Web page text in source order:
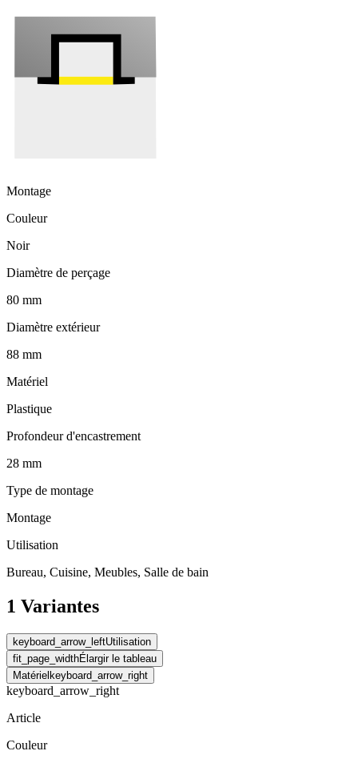
Montage
Couleur
Noir
Diamètre de perçage
80 mm
Diamètre extérieur
88 mm
Matériel
Plastique
Profondeur d'encastrement
28 mm
Type de montage
Montage
Utilisation
Bureau, Cuisine, Meubles, Salle de bain
1 Variantes
keyboard_arrow_leftUtilisation
fit_page_widthÉlargir le tableau
Matériel keyboard_arrow_right
keyboard_arrow_right
Article
Couleur